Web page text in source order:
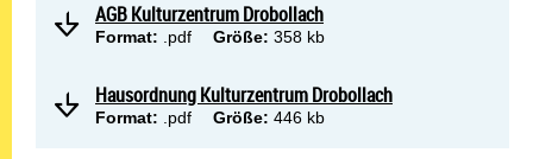
AGB Kulturzentrum Drobollach
Format: .pdf Größe: 358 kb
Hausordnung Kulturzentrum Drobollach
Format: .pdf Größe: 446 kb